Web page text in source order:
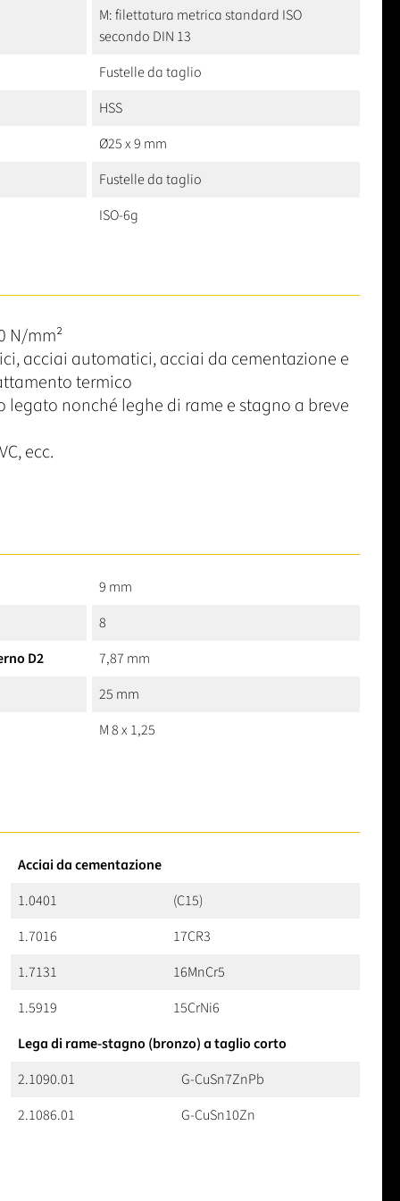
M: filettatura metrica standard ISO
secondo DIN 13
Fustelle da taglio
HSS
Ø25 x 9 mm
Fustelle da taglio
ISO-6g
N/mm²
acciai automatici, acciai da cementazione e
termico
legato nonché leghe di rame e stagno a breve
ecc.
9 mm
8
D2
7,87 mm
25 mm
M 8 x 1,25
Acciai da cementazione
1.0401
(C15)
1.7016
17CR3
1.7131
16MnCr5
1.5919
15CrNi6
Lega di rame-stagno (bronzo) a taglio corto
2.1090.01
G-CuSn7ZnPb
2.1086.01
G-CuSn10Zn